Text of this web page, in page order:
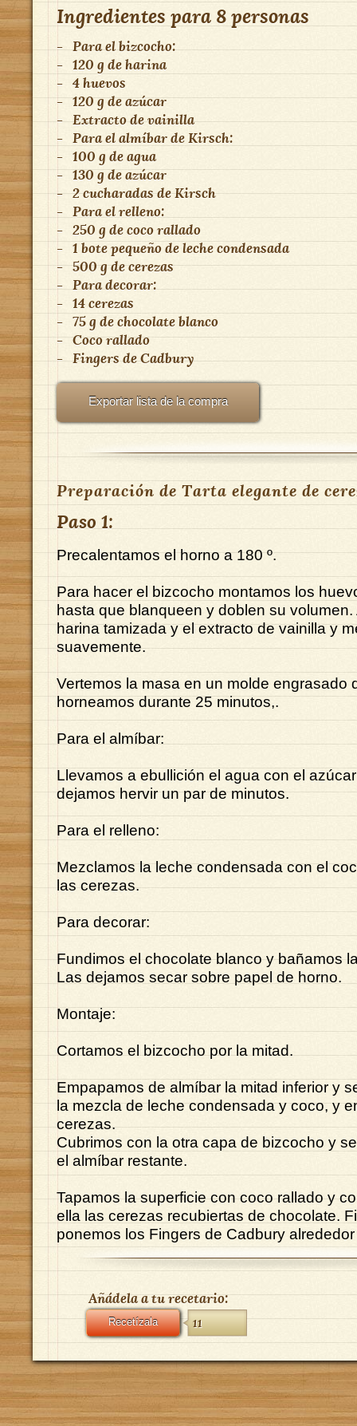
Ingredientes para 8 personas
- Para el bizcocho:
- 120 g de harina
- 4 huevos
- 120 g de azúcar
- Extracto de vainilla
- Para el almíbar de Kirsch:
- 100 g de agua
- 130 g de azúcar
- 2 cucharadas de Kirsch
- Para el relleno:
- 250 g de coco rallado
- 1 bote pequeño de leche condensada
- 500 g de cerezas
- Para decorar:
- 14 cerezas
- 75 g de chocolate blanco
- Coco rallado
- Fingers de Cadbury
Exportar lista de la compra
Preparación de Tarta elegante de
Paso 1:
Precalentamos el horno a 180 º.
Para hacer el bizcocho montamos los
hasta que blanqueen y doblen su
harina tamizada y el extracto de vainilla y
suavemente.
Vertemos la masa en un molde engrasado
horneamos durante 25 minutos,.
Para el almíbar:
Llevamos a ebullición el agua con el
dejamos hervir un par de minutos.
Para el relleno:
Mezclamos la leche condensada con el
las cerezas.
Para decorar:
Fundimos el chocolate blanco y bañamos
Las dejamos secar sobre papel de horno.
Montaje:
Cortamos el bizcocho por la mitad.
Empapamos de almíbar la mitad inferior y
la mezcla de leche condensada y coco, y
cerezas.
Cubrimos con la otra capa de bizcocho y
el almíbar restante.
Tapamos la superficie con coco rallado y
ella las cerezas recubiertas de chocolate.
ponemos los Fingers de Cadbury
Añádela a tu recetario:
Recetízala 11